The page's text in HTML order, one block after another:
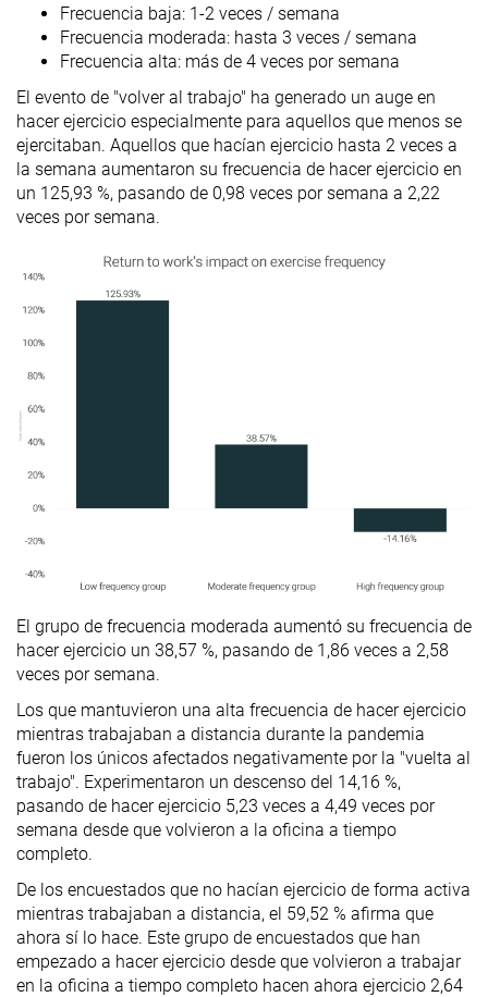
Frecuencia baja: 1-2 veces / semana
Frecuencia moderada: hasta 3 veces / semana
Frecuencia alta: más de 4 veces por semana
El evento de "volver al trabajo" ha generado un auge en
hacer ejercicio especialmente para aquellos que menos se
ejercitaban. Aquellos que hacían ejercicio hasta 2 veces a
la semana aumentaron su frecuencia de hacer ejercicio en
un 125,93 %, pasando de 0,98 veces por semana a 2,22
veces por semana.
El grupo de frecuencia moderada aumentó su frecuencia de
hacer ejercicio un 38,57 %, pasando de 1,86 veces a 2,58
veces por semana.
Los que mantuvieron una alta frecuencia de hacer ejercicio
mientras trabajaban a distancia durante la pandemia
fueron los únicos afectados negativamente por la "vuelta al
trabajo". Experimentaron un descenso del 14,16 %,
pasando de hacer ejercicio 5,23 veces a 4,49 veces por
semana desde que volvieron a la oficina a tiempo
completo.
De los encuestados que no hacían ejercicio de forma activa
mientras trabajaban a distancia, el 59,52 % afirma que
ahora sí lo hace. Este grupo de encuestados que han
empezado a hacer ejercicio desde que volvieron a trabajar
en la oficina a tiempo completo hacen ahora ejercicio 2,64